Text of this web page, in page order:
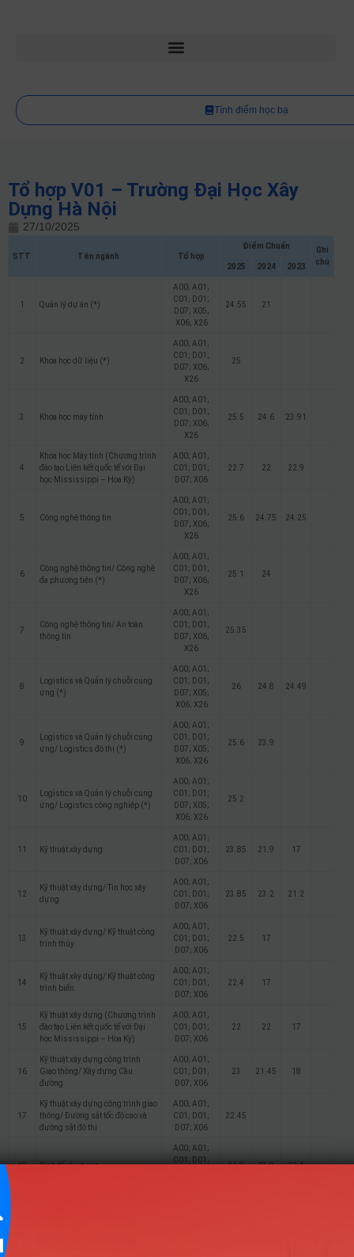
Tính điểm học bạ
Tổ hợp V01 – Trường Đại Học Xây
Dựng Hà Nội
27/10/2025
STT Tên ngành Tổ hợp
Điểm Chuẩn
Ghi
chú
2025 2024 2023
1 Quản lý dự án (*)
A00; A01;
C01; D01;
D07; X05;
X06; X26
24.55 21
2 Khoa học dữ liệu (*)
A00; A01;
C01; D01;
D07; X06;
X26
25
3 Khoa học máy tính
A00; A01;
C01; D01;
D07; X06;
X26
25.5 24.6 23.91
4
Khoa học Máy tính (Chương trình
đào tạo Liên kết quốc tế với Đại
học Mississippi – Hoa Kỳ)
A00; A01;
C01; D01;
D07; X06
22.7 22 22.9
5 Công nghệ thông tin
A00; A01;
C01; D01;
D07; X06;
X26
25.6 24.75 24.25
6
Công nghệ thông tin/ Công nghệ
đa phương tiện (*)
A00; A01;
C01; D01;
D07; X06;
X26
25.1 24
7
Công nghệ thông tin/ An toàn
thông tin
A00; A01;
C01; D01;
D07; X06;
X26
25.35
8
Logistics và Quản lý chuỗi cung
ứng (*)
A00; A01;
C01; D01;
D07; X05;
X06; X26
26 24.8 24.49
9
Logistics và Quản lý chuỗi cung
ứng/ Logistics đô thị (*)
A00; A01;
C01; D01;
D07; X05;
X06; X26
25.6 23.9
10
Logistics và Quản lý chuỗi cung
ứng/ Logistics công nghiệp (*)
A00; A01;
C01; D01;
D07; X05;
X06; X26
25.2
11 Kỹ thuật xây dựng
A00; A01;
C01; D01;
D07; X06
23.85 21.9 17
12
Kỹ thuật xây dựng/ Tin học xây
dựng
A00; A01;
C01; D01;
D07; X06
23.85 23.2 21.2
13
Kỹ thuật xây dựng/ Kỹ thuật công
trình thủy
A00; A01;
C01; D01;
D07; X06
22.5 17
14
Kỹ thuật xây dựng/ Kỹ thuật công
trình biển
A00; A01;
C01; D01;
D07; X06
22.4 17
15
Kỹ thuật xây dựng (Chương trình
đào tạo Liên kết quốc tế với Đại
học Mississippi – Hoa Kỳ)
A00; A01;
C01; D01;
D07; X06
22 22 17
16
Kỹ thuật xây dựng công trình
Giao thông/ Xây dựng Cầu
đường
A00; A01;
C01; D01;
D07; X06
23 21.45 18
17
Kỹ thuật xây dựng công trình giao
thông/ Đường sắt tốc độ cao và
đường sắt đô thị
A00; A01;
C01; D01;
D07; X06
22.45
18 Kinh tế xây dựng
A00; A01;
C01; D01;
24.9 23.9 22.4